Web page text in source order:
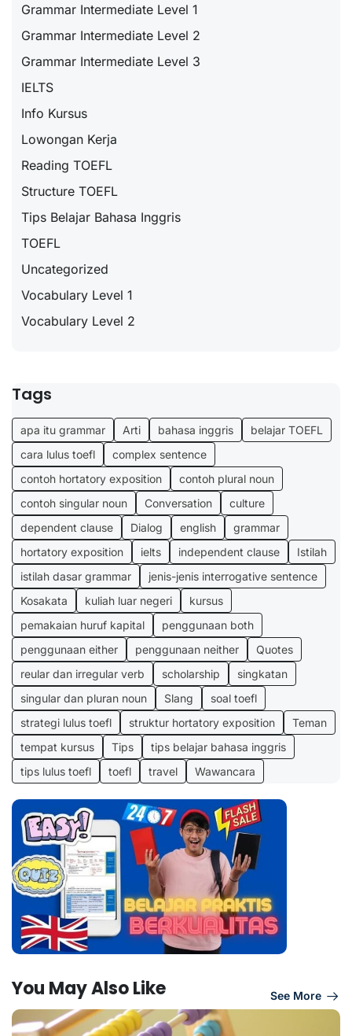
Grammar Intermediate Level 1
Grammar Intermediate Level 2
Grammar Intermediate Level 3
IELTS
Info Kursus
Lowongan Kerja
Reading TOEFL
Structure TOEFL
Tips Belajar Bahasa Inggris
TOEFL
Uncategorized
Vocabulary Level 1
Vocabulary Level 2
Tags
apa itu grammar Arti bahasa inggris
belajar TOEFL
cara lulus toefl
complex sentence
contoh hortatory exposition
contoh plural noun
contoh singular noun
Conversation
culture
dependent clause
Dialog english
grammar
hortatory exposition
ielts independent clause
Istilah
istilah dasar grammar
jenis-jenis interrogative sentence
Kosakata
kuliah luar negeri
kursus
pemakaian huruf kapital
penggunaan both
penggunaan either
penggunaan neither
Quotes
reular dan irregular verb
scholarship
singkatan
singular dan pluran noun
Slang
soal toefl
strategi lulus toefl
struktur hortatory exposition
Teman
tempat kursus
Tips
tips belajar bahasa inggris
tips lulus toefl
toefl travel Wawancara
You May Also Like See More